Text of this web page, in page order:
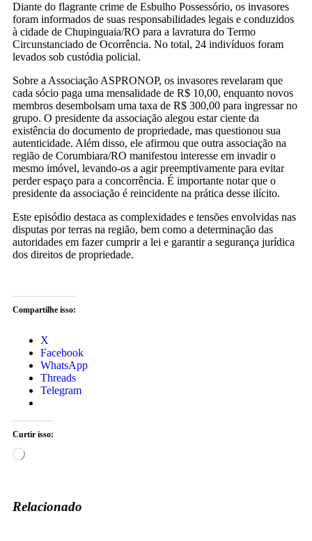
Diante do flagrante crime de Esbulho Possessório, os invasores
foram informados de suas responsabilidades legais e conduzidos
à cidade de Chupinguaia/RO para a lavratura do Termo
Circunstanciado de Ocorrência. No total, 24 indivíduos foram
levados sob custódia policial.
Sobre a Associação ASPRONOP, os invasores revelaram que
cada sócio paga uma mensalidade de R$ 10,00, enquanto novos
membros desembolsam uma taxa de R$ 300,00 para ingressar no
grupo. O presidente da associação alegou estar ciente da
existência do documento de propriedade, mas questionou sua
autenticidade. Além disso, ele afirmou que outra associação na
região de Corumbiara/RO manifestou interesse em invadir o
mesmo imóvel, levando-os a agir preemptivamente para evitar
perder espaço para a concorrência. É importante notar que o
presidente da associação é reincidente na prática desse ilícito.
Este episódio destaca as complexidades e tensões envolvidas nas
disputas por terras na região, bem como a determinação das
autoridades em fazer cumprir a lei e garantir a segurança jurídica
dos direitos de propriedade.
Compartilhe isso:
X
Facebook
WhatsApp
Threads
Telegram
Curtir isso:
Relacionado